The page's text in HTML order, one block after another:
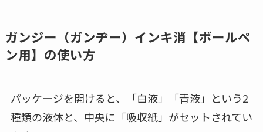
ガンジー（ガンヂー）インキ消【ボールペ
ン用】の使い方
パッケージを開けると、「白液」「青液」という2
種類の液体と、中央に「吸収紙」がセットされてい